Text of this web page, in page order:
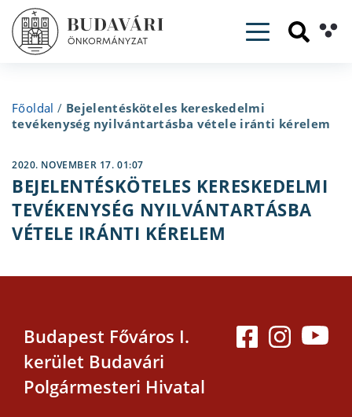
Toggle
Főoldal / Bejelentésköteles kereskedelmi
tevékenység nyilvántartásba vétele iránti kérelem
2020. NOVEMBER 17. 01:07
BEJELENTÉSKÖTELES KERESKEDELMI
TEVÉKENYSÉG NYILVÁNTARTÁSBA
VÉTELE IRÁNTI KÉRELEM
Budapest Főváros I.
kerület Budavári
Polgármesteri Hivatal